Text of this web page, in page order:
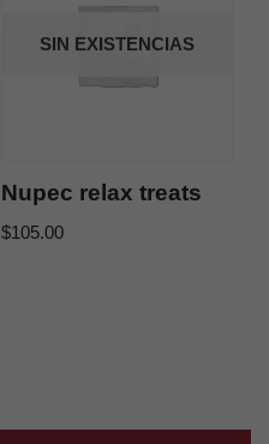
SIN EXISTENCIAS
Nupec relax treats
$105.00